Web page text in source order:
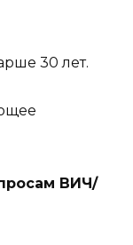
30 лет.
ВИЧ/